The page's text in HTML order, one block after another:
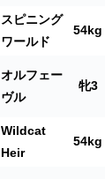
スピニング
ワールド
54kg
オルフェー
ヴル
牝3
Wildcat
Heir
54kg